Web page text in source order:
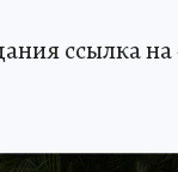
ссылка